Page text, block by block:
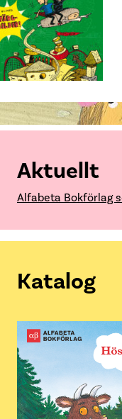
Aktuellt
Alfabeta Bokförlag
Katalog